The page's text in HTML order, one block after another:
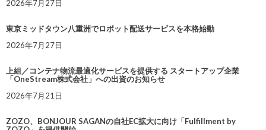
2026年7月27日
東京ミッドタウン八重洲でロボット配送サービスを本格始動
2026年7月27日
上組／コンテナ物流最適化サービスを提供する スタートアップ企業
「OneStream株式会社」への出資のお知らせ
2026年7月21日
ZOZO、BONJOUR SAGANの自社EC拡大に向け「Fulfillment by